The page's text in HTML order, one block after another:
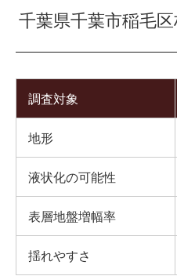
千葉県千葉市稲毛
調査対象
地形
液状化の可能性
表層地盤増幅率
揺れやすさ